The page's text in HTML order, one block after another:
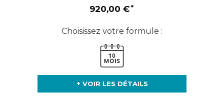
920,00 €
Choisissez votre formule :
+ VOIR LES DÉTAILS